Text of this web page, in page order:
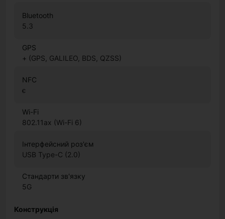
Bluetooth
5.3
GPS
+ (GPS, GALILEO, BDS, QZSS)
NFC
є
Wi-Fi
802.11ax (Wi-Fi 6)
Інтерфейсний роз'єм
USB Type-C (2.0)
Стандарти зв'язку
5G
Конструкція